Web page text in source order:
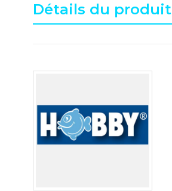
Détails du produit